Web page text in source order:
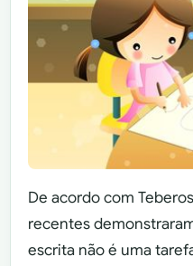
De acordo com
recentes
escrita não é uma